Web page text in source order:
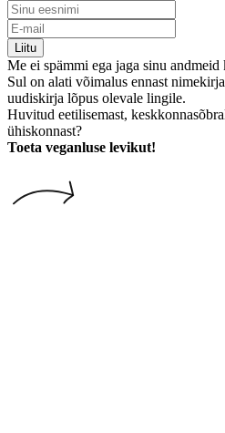
Liitu
Me ei spämmi ega jaga sinu
Sul on alati võimalus ennast
uudiskirja lõpus olevale lingile.
Huvitud eetilisemast,
ühiskonnast?
Toeta veganluse levikut!